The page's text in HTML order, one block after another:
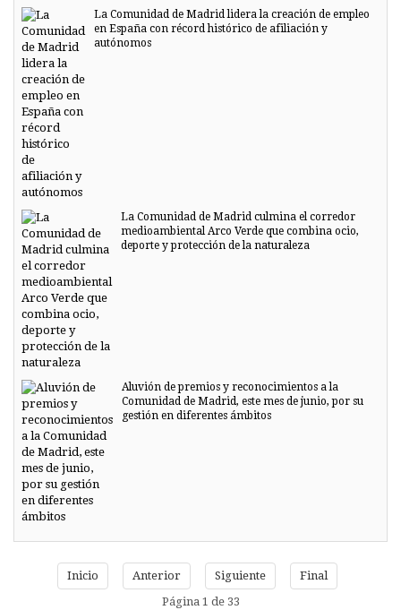
La Comunidad de Madrid lidera la creación de empleo
en España con récord histórico de afiliación y
autónomos
La Comunidad de Madrid culmina el corredor
medioambiental Arco Verde que combina ocio,
deporte y protección de la naturaleza
Aluvión de premios y reconocimientos a la
Comunidad de Madrid, este mes de junio, por su
gestión en diferentes ámbitos
Inicio Anterior Siguiente
Final
Página 1 de 33